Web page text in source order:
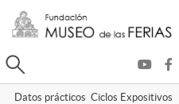
Buscar
Datos prácticos Ciclos Expositivos